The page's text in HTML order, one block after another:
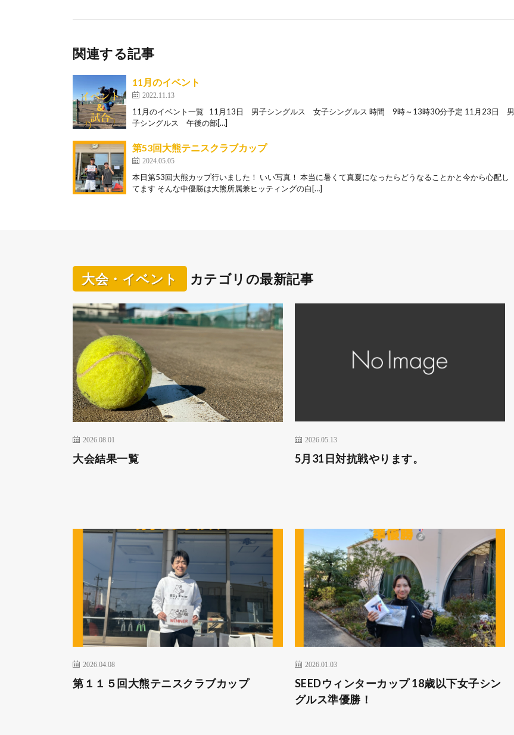
関連する記事
11月のイベント
2022.11.13
11月のイベント一覧 11月13日 男子シングルス 女子シングルス 時間 9時～13時30分予定 11月23日 男
子シングルス 午後の部[…]
第53回大熊テニスクラブカップ
2024.05.05
本日第53回大熊カップ行いました！ いい写真！ 本当に暑くて真夏になったらどうなることかと今から心配し
てます そんな中優勝は大熊所属兼ヒッティングの白[…]
大会・イベント カテゴリの最新記事
2026.08.01
大会結果一覧
2026.05.13
5月31日対抗戦やります。
2026.04.08
第１１５回大熊テニスクラブカップ
2026.01.03
SEEDウィンターカップ 18歳以下女子シン
グルス準優勝！